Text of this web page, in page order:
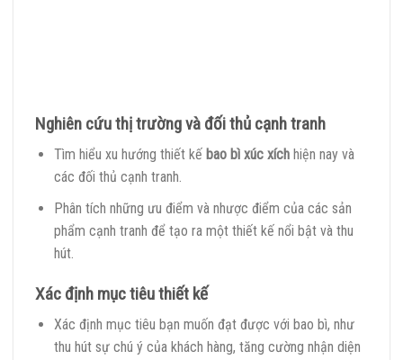
Nghiên cứu thị trường và đối thủ cạnh tranh
Tìm hiểu xu hướng thiết kế bao bì xúc xíchhiện nay và
các đối thủ cạnh tranh.
Phân tích những ưu điểm và nhược điểm của các sản
phẩm cạnh tranh để tạo ra một thiết kế nổi bật và thu
hút.
Xác định mục tiêu thiết kế
Xác định mục tiêu bạn muốn đạt được với bao bì, như
thu hút sự chú ý của khách hàng, tăng cường nhận diện